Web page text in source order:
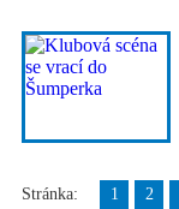
Stránka: 1 2